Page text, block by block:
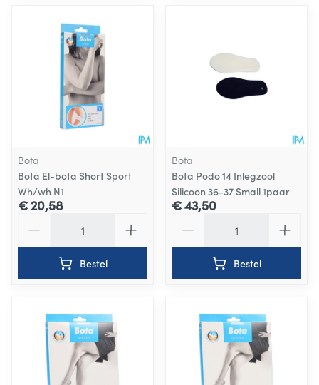
Bota
Bota El-bota Short Sport
Wh/wh N1
€ 20,58
Bestel
Bota
Bota Podo 14 Inlegzool
Silicoon 36-37 Small 1paar
€ 43,50
Bestel